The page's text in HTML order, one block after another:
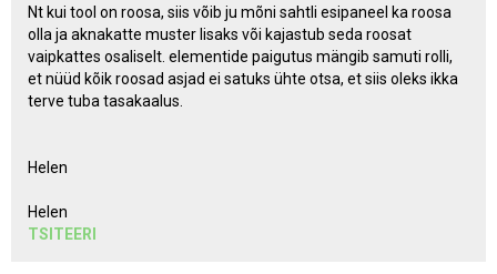
Nt kui tool on roosa, siis võib ju mõni sahtli esipaneel ka roosa
olla ja aknakatte muster lisaks või kajastub seda roosat
vaipkattes osaliselt. elementide paigutus mängib samuti rolli,
et nüüd kõik roosad asjad ei satuks ühte otsa, et siis oleks ikka
terve tuba tasakaalus.
Helen
Helen
TSITEERI